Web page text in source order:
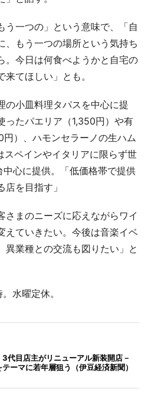
一つの」という意味で、「自
、もう一つの場所という気持ち
。今日は何食べようかと自宅の
てほしい」とも。
小皿料理タパスを中心に提
ったパエリア（1,350円）や有
）、ハモンセラーノの生ハム
スペインやイタリアに限らず世
心に提供。「低価格帯で提供
を目指す」
まのニーズに応えながらワイ
えていきたい。今後は音楽イベ
異業種との交流も図りたい」と
水曜定休。
代目店主がリニューアル新装開店－
テーマに若年層狙う（伊豆経済新聞）